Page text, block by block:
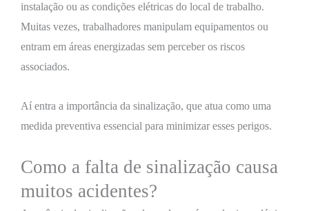
instalação ou as condições elétricas do local de trabalho.
Muitas vezes, trabalhadores manipulam equipamentos ou
entram em áreas energizadas sem perceber os riscos
associados.
Aí entra a importância da sinalização, que atua como uma
medida preventiva essencial para minimizar esses perigos.
Como a falta de sinalização causa
muitos acidentes?